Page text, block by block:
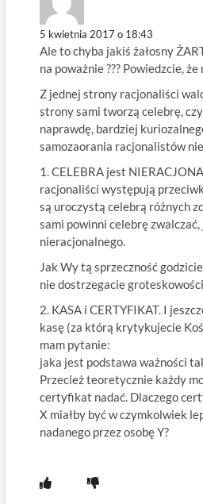
5 kwietnia 2017 o 18:43
Ale to chyba jakiś żałosny
na poważnie ??? Powiedzcie,
Z jednej strony racjonaliści
strony sami tworzą celebrę,
naprawdę, bardziej
samozaorania racjonalistów
1. CELEBRA jest
racjonaliści występują
są uroczystą celebrą różnych
sami powinni celebrę
nieracjonalnego.
Jak Wy tą sprzeczność
nie dostrzegacie
2. KASA i CERTYFIKAT. I
kasę (za którą krytykujecie
mam pytanie:
jaka jest podstawa ważności
Przecież teoretycznie każdy
certyfikat nadać. Dlaczego
X miałby być w czymkolwiek
nadanego przez osobę Y?